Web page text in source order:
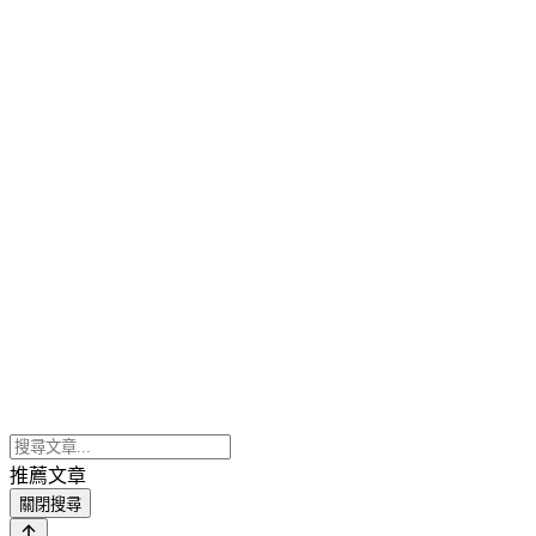
推薦文章
關閉搜尋